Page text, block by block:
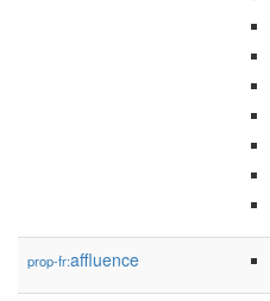
prop-fr:affluence